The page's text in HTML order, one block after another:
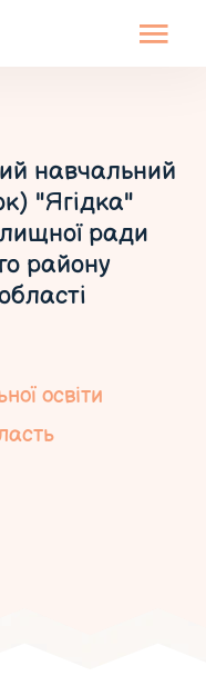
навчальний
"Ягідка"
ради
району
освіти